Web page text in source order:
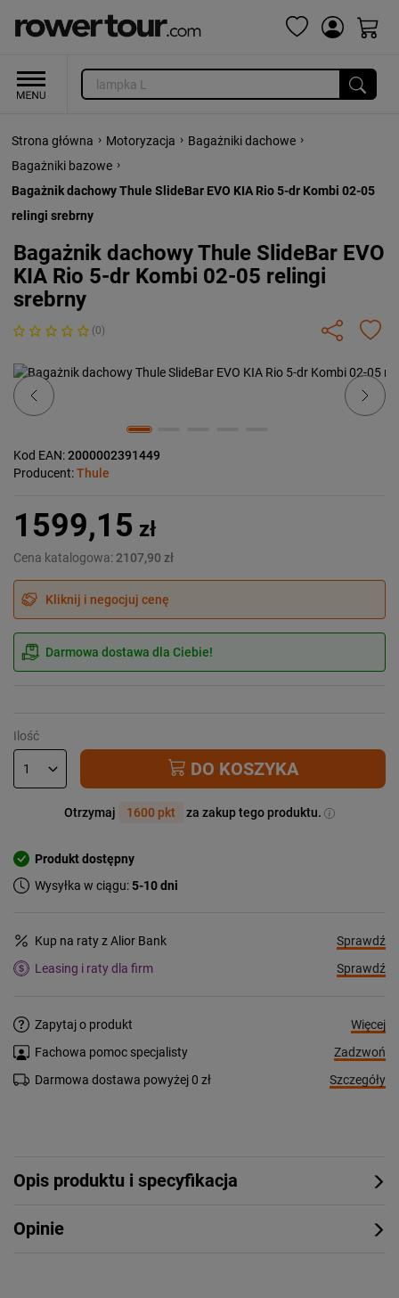
Strona główna › Motoryzacja › Bagażniki dachowe ›
Bagażniki bazowe ›
Bagażnik dachowy Thule SlideBar EVO KIA Rio 5-dr Kombi 02-05
relingi srebrny
Bagażnik dachowy Thule SlideBar EVO
KIA Rio 5-dr Kombi 02-05 relingi
srebrny
(0)
Previous Next
Kod EAN:2000002391449
Producent:Thule
1599,15 zł
Cena katalogowa: 2107,90 zł
Kliknij i negocjuj cenę
Darmowa dostawa dla Ciebie!
Ilość
DO KOSZYKA
Otrzymaj 1600 pkt za zakup tego produktu.
Produkt dostępny
Wysyłka w ciągu:5-10 dni
Kup na raty z Alior Bank
Sprawdź
Leasing i raty dla firm
Sprawdź
Zapytaj o produkt
Więcej
Fachowa pomoc specjalisty
Zadzwoń
Darmowa dostawa powyżej 0 zł
Szczegóły
Opis produktu i specyfikacja
Opinie